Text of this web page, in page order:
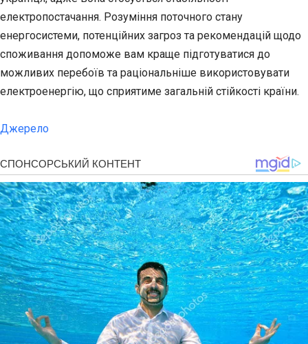
електропостачання. Розуміння поточного стану
енергосистеми, потенційних загроз та рекомендацій щодо
споживання допоможе вам краще підготуватися до
можливих перебоїв та раціональніше використовувати
електроенергію, що сприятиме загальній стійкості країни.
Джерело